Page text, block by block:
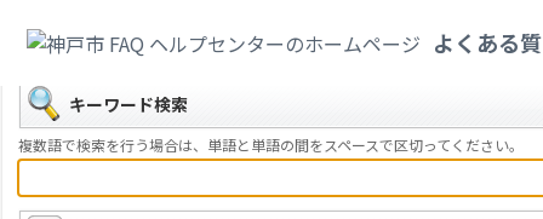
よくある
戻る
キーワード検索
複数語で検索を行う場合は、単語と単語の間をスペースで区切ってください。